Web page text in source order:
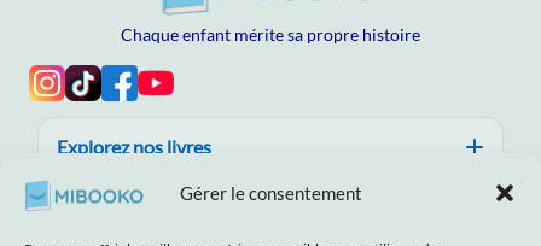
Gérer le consentement
Chaque enfant mérite sa propre histoire
Explorez nos livres
Aide, confiance et qualité